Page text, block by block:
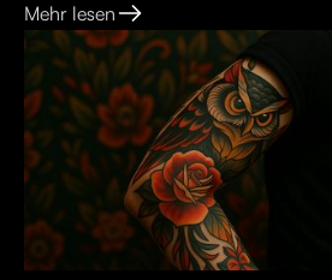
Mehr lesen